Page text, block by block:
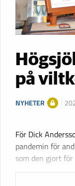
på
NYHETER
För Dick
pandemin för
som den gjort